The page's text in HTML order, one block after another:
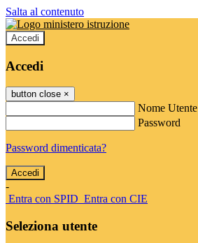
Salta al contenuto
Accedi
Accedi
button close ×
Nome Utente
Password
Password dimenticata?
-
Entra con SPID Entra con CIE
Seleziona utente